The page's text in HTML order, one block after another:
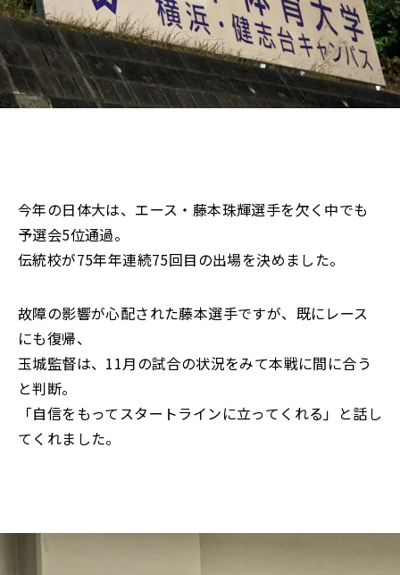
今年の日体大は、エース・藤本珠輝選手を欠く中でも
予選会5位通過。
伝統校が75年年連続75回目の出場を決めました。
故障の影響が心配された藤本選手ですが、既にレース
にも復帰、
玉城監督は、11月の試合の状況をみて本戦に間に合う
と判断。
「自信をもってスタートラインに立ってくれる」と話し
てくれました。